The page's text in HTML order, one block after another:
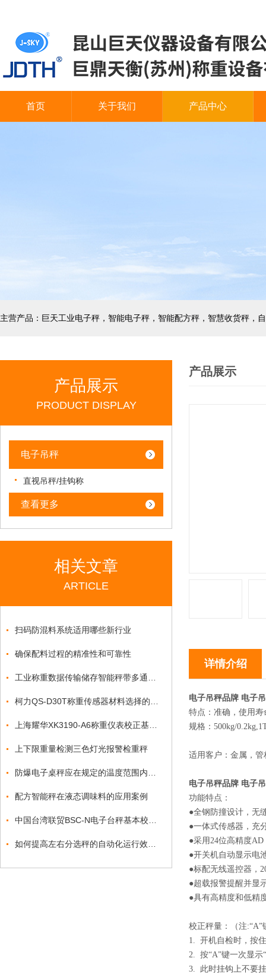
首页 关于我们 产品中心
产品展示
PRODUCT DISPLAY
电子吊秤
直视吊秤/挂钩称
查看更多
相关文章
ARTICLE
扫码防混料系统适用哪些新行业
确保配料过程的精准性和可靠性
上下限重量检测三色灯光报警检重秤
配方智能秤在液态调味料的应用案例
产品展示
详情介绍
电子吊秤品牌 电子
特点：准确，使用
规格：500kg/
适用客户：金属，
电子吊秤品牌 电子
功能特点：
●全钢防撞设计，无
●一体式传感器，充
●采用24位高精度
●开关机自动显示电
●标配无线遥控器，
●超载报警提醒并显
●具有高精度和低精
校正秤量：（注:“A”
1. 开机自检时，按
2. 按“A”键一次显示
3. 此时挂钩上不要